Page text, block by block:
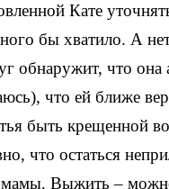
Кате
бы хватило. А
обнаружит, что
что ей ближе
быть крещенной
что остаться
Выжить –